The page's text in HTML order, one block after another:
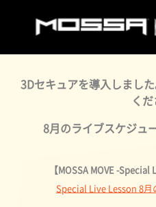
3Dセキュアを導入しまし
く
8月のライブスケジュ
【MOSSA MOVE -Special
Special Live Lesson 8月